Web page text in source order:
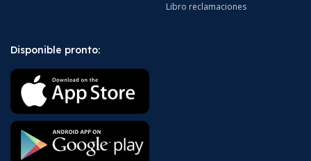
Libro reclamaciones
Disponible pronto: